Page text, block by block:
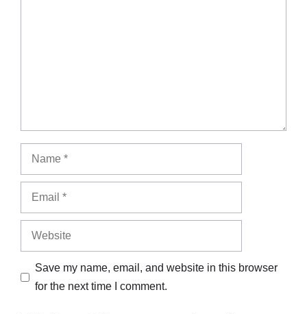
Name
Email
Website
Save my name, email, and website in this browser
for the next time I comment.